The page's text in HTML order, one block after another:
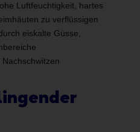
Luftfeuchtigkeit, hartes
zu verflüssigen
eiskalte Güsse,